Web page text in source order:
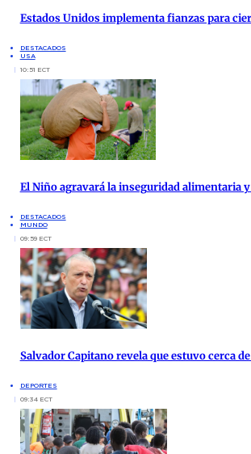
Estados Unidos implementa fianzas para
DESTACADOS
USA
10:51 ECT
El Niño agravará la inseguridad alimentaria
DESTACADOS
MUNDO
09:59 ECT
Salvador Capitano revela que estuvo cerca
DEPORTES
09:34 ECT